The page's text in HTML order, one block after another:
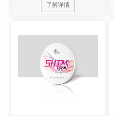
了解详情